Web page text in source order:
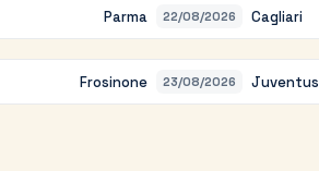
Parma 22/08/2026 Cagliari
Frosinone 23/08/2026 Juventus